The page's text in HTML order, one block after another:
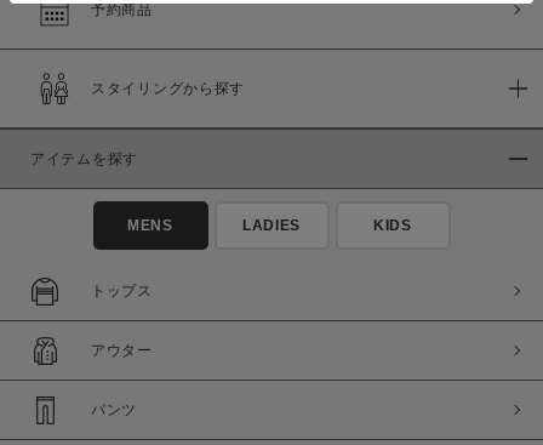
商品タイプ
セール価格 WEB限定
在庫
予約商品
スタイリングから探す
アイテムを探す
MENS LADIES KIDS
トップス
アウター
パンツ